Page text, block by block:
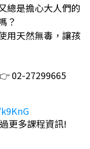
總是擔心大人們的
？
用天然無毒，讓孩
02-27299665
更多課程資訊!